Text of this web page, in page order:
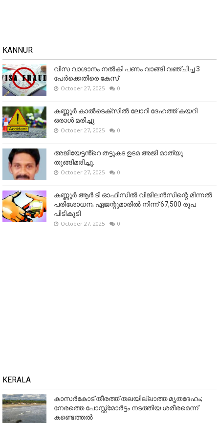
KANNUR
വിസ വാഗ്ദാനം നൽകി പണം വാങ്ങി വഞ്ചിച്ച 3
പേർക്കെതിരെ കേസ്
October 27, 2025 0
കണ്ണൂര്‍ കാല്‍ടെക്‌സില്‍ ലോറി ദേഹത്ത് കയറി
ഒരാള്‍ മരിച്ചു
October 27, 2025 0
അജിയേട്ടൻ്റെ തട്ടുകട ഉടമ അജി മാത്യു
തൂങ്ങിമരിച്ചു.
October 27, 2025 0
കണ്ണൂര്‍ ആര്‍.ടി ഓഫീസില്‍ വിജിലൻസിന്റെ മിന്നല്‍
പരിശോധന; ഏജന്റുമാരില്‍ നിന്ന് 67,500 രൂപ
പിടികൂടി
October 27, 2025 0
KERALA
കാസർകോട് തീരത്ത് തലയില്ലാത്ത മൃതദേഹം;
നേരത്തെ പോസ്റ്റ്‌മോർട്ടം നടത്തിയ ശരീരമെന്ന്
കണ്ടെത്തൽ